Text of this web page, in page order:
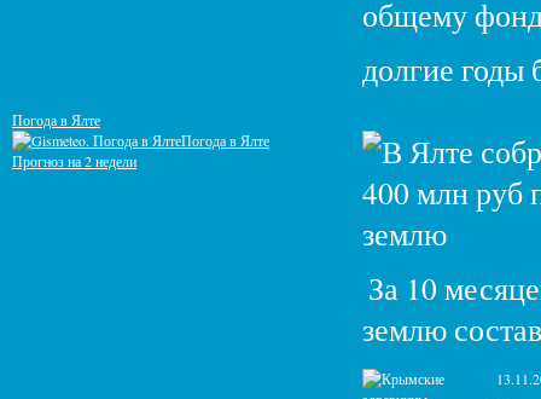
долгие годы
За 10
землю
Погода в Ялте
Погода в Ялте
Прогноз на 2 недели